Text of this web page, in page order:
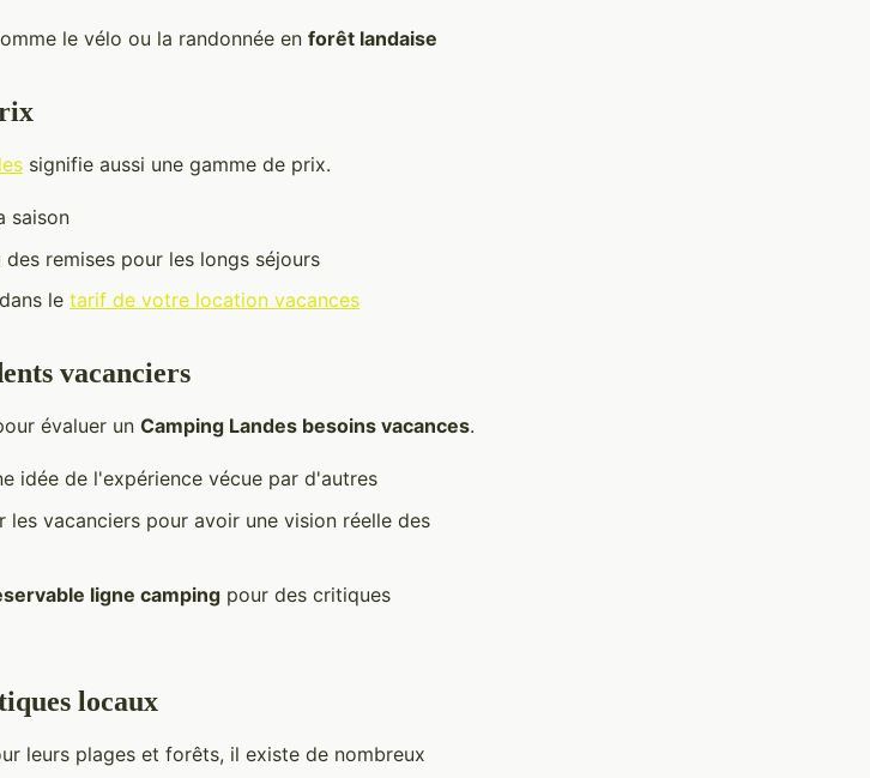
le vélo ou la randonnée en forêt landaise
signifie aussi une gamme de prix.
saison
remises pour les longs séjours
le tarif de votre location vacances
vacanciers
évaluer un Camping Landes besoins vacances.
idée de l'expérience vécue par d'autres
les vacanciers pour avoir une vision réelle des
ligne camping pour des critiques
locaux
leurs plages et forêts, il existe de nombreux